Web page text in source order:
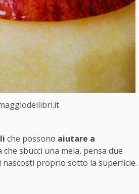
che possono aiutare a
sbucci una mela, pensa due
proprio sotto la superficie.